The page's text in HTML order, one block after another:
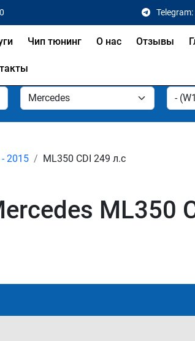
Чип тюнинг О нас Отзывы
2015 ML350 CDI 249 л.с
ML350